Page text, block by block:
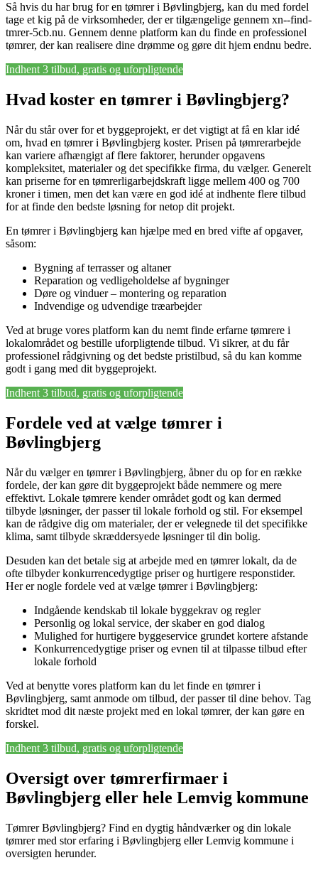
Så hvis du har brug for en tømrer i Bøvlingbjerg, kan du med fordel
tage et kig på de virksomheder, der er tilgængelige gennem xn--find-
tmrer-5cb.nu. Gennem denne platform kan du finde en professionel
tømrer, der kan realisere dine drømme og gøre dit hjem endnu bedre.
Indhent 3 tilbud, gratis og uforpligtende
Hvad koster en tømrer i Bøvlingbjerg?
Når du står over for et byggeprojekt, er det vigtigt at få en klar idé
om, hvad en tømrer i Bøvlingbjerg koster. Prisen på tømrerarbejde
kan variere afhængigt af flere faktorer, herunder opgavens
kompleksitet, materialer og det specifikke firma, du vælger. Generelt
kan priserne for en tømrerligarbejdskraft ligge mellem 400 og 700
kroner i timen, men det kan være en god idé at indhente flere tilbud
for at finde den bedste løsning for netop dit projekt.
En tømrer i Bøvlingbjerg kan hjælpe med en bred vifte af opgaver,
såsom:
Bygning af terrasser og altaner
Reparation og vedligeholdelse af bygninger
Døre og vinduer – montering og reparation
Indvendige og udvendige træarbejder
Ved at bruge vores platform kan du nemt finde erfarne tømrere i
lokalområdet og bestille uforpligtende tilbud. Vi sikrer, at du får
professionel rådgivning og det bedste pristilbud, så du kan komme
godt i gang med dit byggeprojekt.
Indhent 3 tilbud, gratis og uforpligtende
Fordele ved at vælge tømrer i
Bøvlingbjerg
Når du vælger en tømrer i Bøvlingbjerg, åbner du op for en række
fordele, der kan gøre dit byggeprojekt både nemmere og mere
effektivt. Lokale tømrere kender området godt og kan dermed
tilbyde løsninger, der passer til lokale forhold og stil. For eksempel
kan de rådgive dig om materialer, der er velegnede til det specifikke
klima, samt tilbyde skræddersyede løsninger til din bolig.
Desuden kan det betale sig at arbejde med en tømrer lokalt, da de
ofte tilbyder konkurrencedygtige priser og hurtigere responstider.
Her er nogle fordele ved at vælge tømrer i Bøvlingbjerg:
Indgående kendskab til lokale byggekrav og regler
Personlig og lokal service, der skaber en god dialog
Mulighed for hurtigere byggeservice grundet kortere afstande
Konkurrencedygtige priser og evnen til at tilpasse tilbud efter
lokale forhold
Ved at benytte vores platform kan du let finde en tømrer i
Bøvlingbjerg, samt anmode om tilbud, der passer til dine behov. Tag
skridtet mod dit næste projekt med en lokal tømrer, der kan gøre en
forskel.
Indhent 3 tilbud, gratis og uforpligtende
Oversigt over tømrerfirmaer i
Bøvlingbjerg eller hele Lemvig kommune
Tømrer Bøvlingbjerg? Find en dygtig håndværker og din lokale
tømrer med stor erfaring i Bøvlingbjerg eller Lemvig kommune i
oversigten herunder.